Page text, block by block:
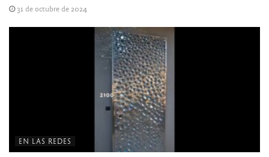
31 de octubre de 2024
EN LAS REDES